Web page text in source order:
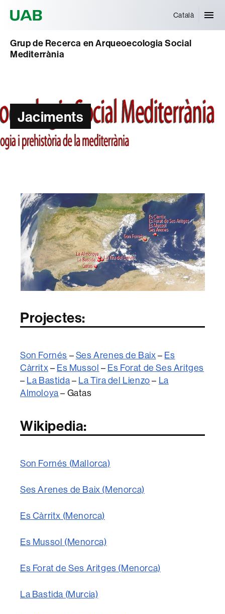
Català
Grup de Recerca en Arqueoecologia Social
Mediterrània
Jaciments
Projectes:
Son Fornés –Ses Arenes de Baix– Es
Càrritx– Es Mussol – Es Forat de Ses Aritges
– La Bastida– La Tira del Lienzo– La
Almoloya– Gatas
Wikipedia:
Son Fornés (Mallorca)
Ses Arenes de Baix (Menorca)
Es Càrritx (Menorca)
Es Mussol (Menorca)
Es Forat de Ses Aritges (Menorca)
La Bastida (Murcia)